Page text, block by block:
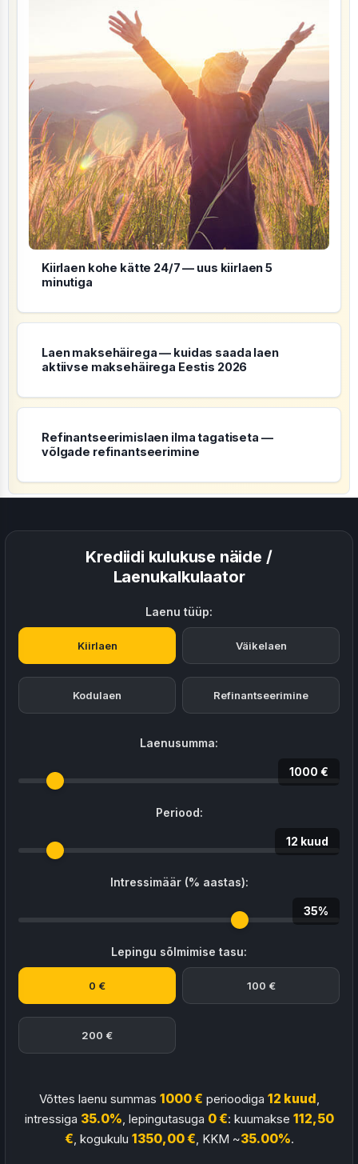
Kiirlaen kohe kätte 24/7 — uus kiirlaen 5
minutiga
Laen maksehäirega — kuidas saada laen
aktiivse maksehäirega Eestis 2026
Refinantseerimislaen ilma tagatiseta —
võlgade refinantseerimine
Krediidi kulukuse näide /
Laenukalkulaator
Laenu tüüp:
Kiirlaen Väikelaen
Kodulaen Refinantseerimine
Laenusumma:
1000 €
Periood:
12 kuud
Intressimäär (% aastas):
35%
Lepingu sõlmimise tasu:
0 € 100 €
200 €
Võttes laenu summas 1000 € perioodiga 12 kuud ,
intressiga 35.0%, lepingutasuga 0 €: kuumakse 112,50
€, kogukulu 1350,00 €, KKM ~35.00%.